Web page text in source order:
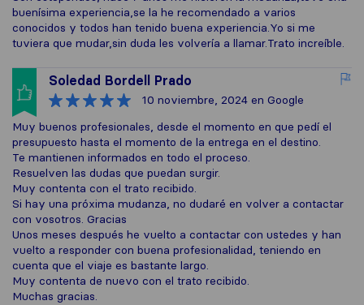
buenísima experiencia,se la he recomendado a varios
conocidos y todos han tenido buena experiencia.Yo si me
tuviera que mudar,sin duda les volvería a llamar.Trato increíble.
Soledad Bordell Prado
10 noviembre, 2024 en Google
Muy buenos profesionales, desde el momento en que pedí el
presupuesto hasta el momento de la entrega en el destino.
Te mantienen informados en todo el proceso.
Resuelven las dudas que puedan surgir.
Muy contenta con el trato recibido.
Si hay una próxima mudanza, no dudaré en volver a contactar
con vosotros. Gracias
Unos meses después he vuelto a contactar con ustedes y han
vuelto a responder con buena profesionalidad, teniendo en
cuenta que el viaje es bastante largo.
Muy contenta de nuevo con el trato recibido.
Muchas gracias.